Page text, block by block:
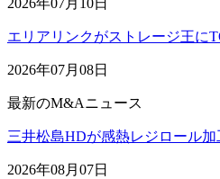
2026年07月10日
エリアリンクがストレージ王に
2026年07月08日
最新のM&Aニュース
三井松島HDが感熱レジロール
2026年08月07日